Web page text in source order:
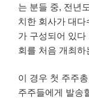
는 분들 중, 전년
치한 회사가 대
가 구성되어 있
회를 처음 개최
이 경우 첫 주주
주주들에게 발송